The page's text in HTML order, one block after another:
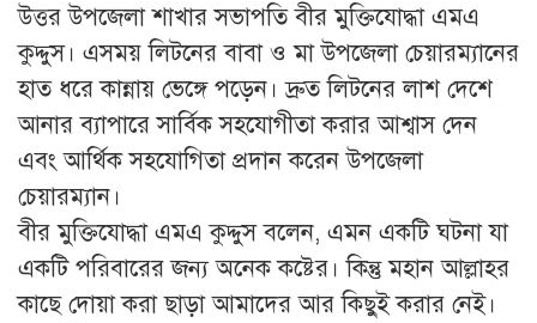
উত্তর উপজেলা শাখার সভাপতি বীর মুক্তিযোদ্ধা এমএ
কুদ্দুস। এসময় লিটনের বাবা ও মা উপজেলা চেয়ারম্যানের
হাত ধরে কান্নায় ভেঙ্গে পড়েন। দ্রুত লিটনের লাশ দেশে
আনার ব্যাপারে সার্বিক সহযোগীতা করার আশ্বাস দেন
এবং আর্থিক সহযোগিতা প্রদান করেন উপজেলা
চেয়ারম্যান।
বীর মুক্তিযোদ্ধা এমএ কুদ্দুস বলেন, এমন একটি ঘটনা যা
একটি পরিবারের জন্য অনেক কষ্টের। কিন্তু মহান আল্লাহর
কাছে দোয়া করা ছাড়া আমাদের আর কিছুই করার নেই।